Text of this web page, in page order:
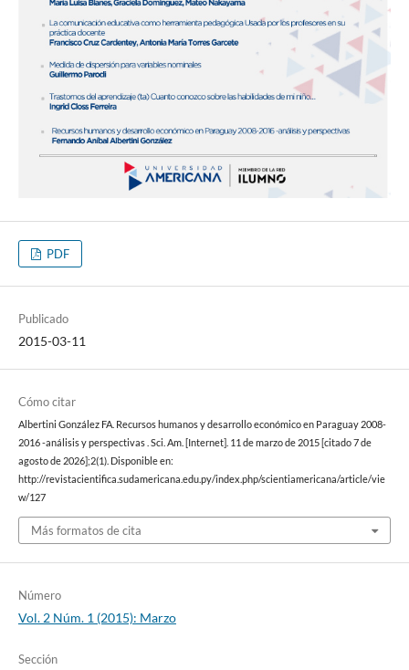
PDF
Publicado
2015-03-11
Cómo citar
Albertini González FA. Recursos humanos y desarrollo económico en Paraguay 2008-
2016 -análisis y perspectivas . Sci. Am. [Internet]. 11 de marzo de 2015 [citado 7 de
agosto de 2026];2(1). Disponible en:
http://revistacientifica.sudamericana.edu.py/index.php/scientiamericana/article/vie
w/127
Más formatos de cita
Número
Vol. 2 Núm. 1 (2015): Marzo
Sección